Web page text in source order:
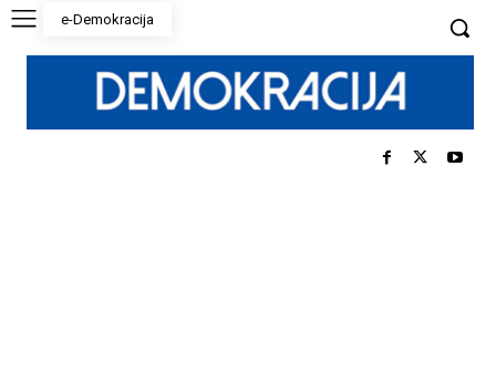
e-Demokracija